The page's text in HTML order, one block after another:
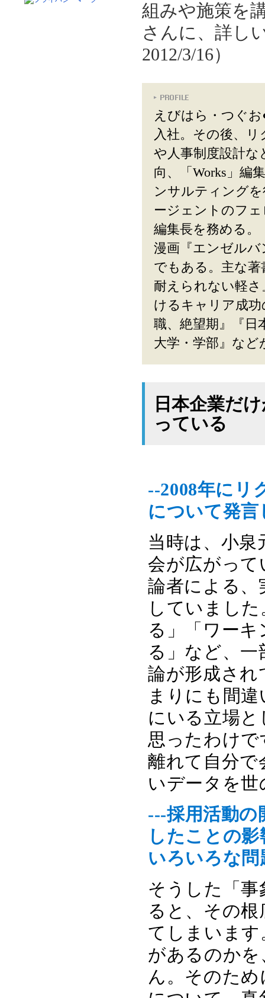
組みや施策を
さんに、詳し
2012/3/16）
えびはら・つぐ
入社。その後、
や人事制度設計
向、「Works」編
ンサルティング
ージェントのフ
編集長を務める。
漫画『エンゼル
でもある。主な
耐えられない軽
けるキャリア成
職、絶望期』『
大学・学部』など
日本企業だ
っている
--2008年にリ
について発
当時は、小泉
会が広がって
論者による、
していまし
る」「ワー
る」など、
論が形成さ
まりにも間
にいる立場
思ったわけ
離れて自分で
いデータを
---採用活動の
したことの
いろいろな
そうした「
ると、その
てしまいま
があるのか
ん。そのた